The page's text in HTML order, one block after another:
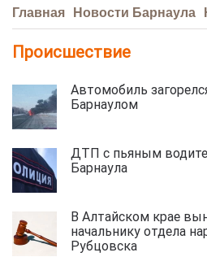
Главная Новости Барнаула
Происшествие
Автомобиль
Барнаулом
ДТП с пьяным
Барнаула
В Алтайском крае
начальнику отдела
Рубцовска